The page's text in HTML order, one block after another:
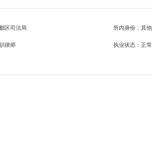
区司法局 所内身份：其他
律师 执业状态：正常